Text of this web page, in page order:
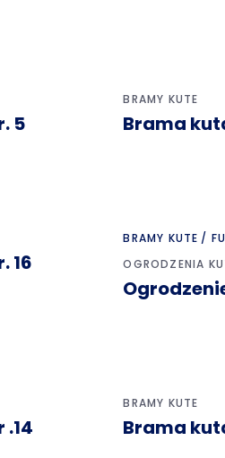
5
BRAMY KUTE
Brama
16
BRAMY KUTE
OGRODZENIA
BRAMY KUTE
Brama